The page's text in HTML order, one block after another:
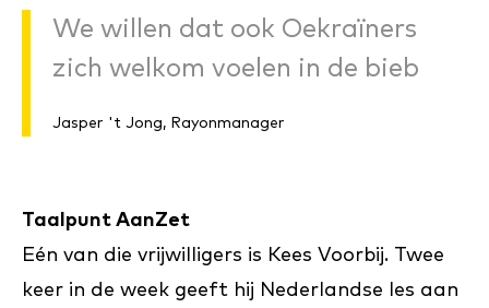
We willen dat ook Oekraïners
zich welkom voelen in de bieb
Jasper 't Jong, Rayonmanager
Taalpunt AanZet
Eén van die vrijwilligers is Kees Voorbij. Twee
keer in de week geeft hij Nederlandse les aan